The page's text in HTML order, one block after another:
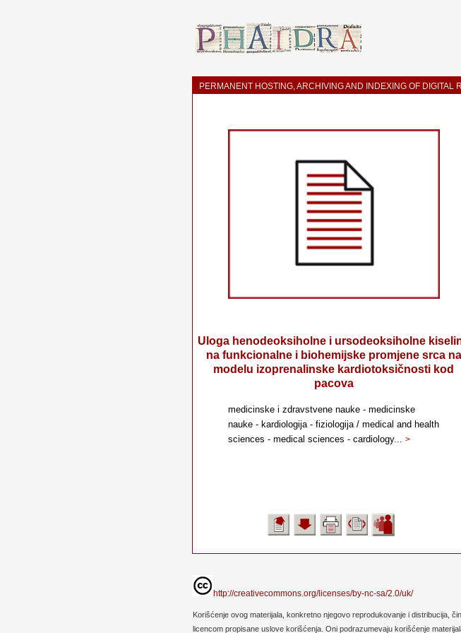
PERMANENT HOSTING, ARCHIVING AND INDEXING OF DIGITAL
Uloga henodeoksiholne i ursodeoksiholne
na funkcionalne i biohemijske promjene srca na
modelu izoprenalinske kardiotoksičnosti kod
pacova
medicinske i zdravstvene nauke - medicinske
nauke - kardiologija - fiziologija / medical and health
sciences - medical sciences - cardiology... >
http://creativecommons.org/licenses/by-nc-sa/2.0/uk/
Korišćenje ovog materijala, konkretno njegovo reprodukovanje i distribucija,
licencom propisane uslove korišćenja. Oni podrazumevaju korišćenje